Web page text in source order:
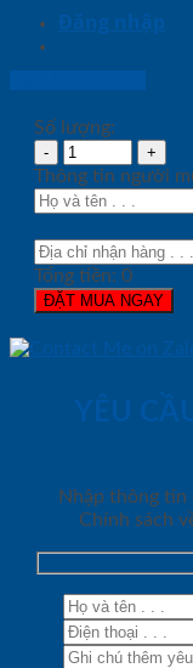
Đăng nhập
Số lượng:
Thông tin người
Tổng tiền: 0
ĐẶT MUA NGAY
YÊU
Nhập thông tin
Chính sách